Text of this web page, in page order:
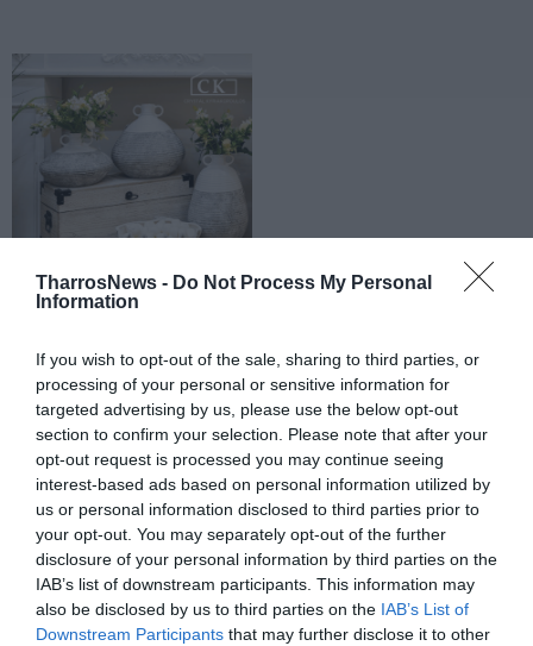
TharrosNews - Do Not Process My Personal
Information
If you wish to opt-out of the sale, sharing to third parties, or
processing of your personal or sensitive information for
targeted advertising by us, please use the below opt-out
section to confirm your selection. Please note that after your
opt-out request is processed you may continue seeing
interest-based ads based on personal information utilized by
us or personal information disclosed to third parties prior to
your opt-out. You may separately opt-out of the further
disclosure of your personal information by third parties on the
IAB’s list of downstream participants. This information may
also be disclosed by us to third parties on the IAB’s List of
Downstream Participants that may further disclose it to other